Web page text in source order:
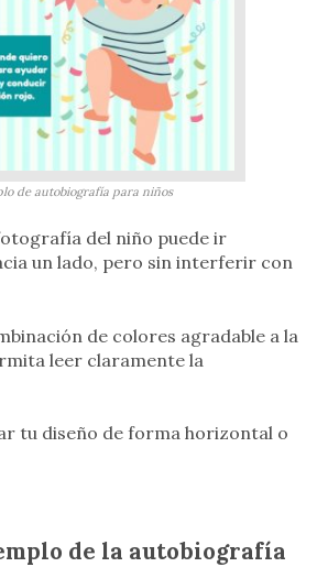
de autobiografía para niños
del niño puede ir
un lado, pero sin interferir con
de colores agradable a la
leer claramente la
tu diseño de forma horizontal o
de la autobiografía